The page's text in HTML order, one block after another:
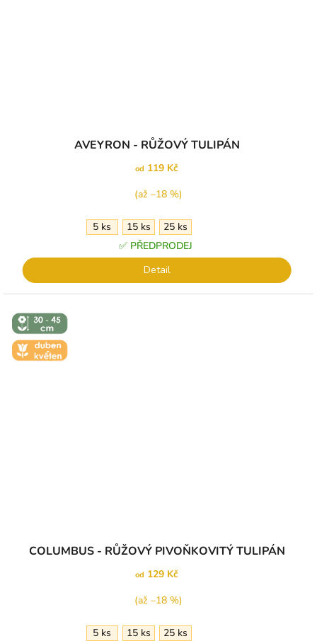
AVEYRON - RŮŽOVÝ TULIPÁN
od 119 Kč
(až –18 %)
5 ks 15 ks
25 ks
✅ PŘEDPRODEJ
Detail
↕️ VÝŠKA 30
- 45 CM
🌼 KVĚT -
DUBEN-
KVĚTEN
COLUMBUS - RŮŽOVÝ PIVOŇKOVITÝ TULIPÁN
od 129 Kč
(až –18 %)
5 ks 15 ks
25 ks